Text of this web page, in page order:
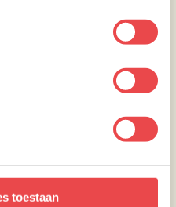
toestaan
en plaats je dit op